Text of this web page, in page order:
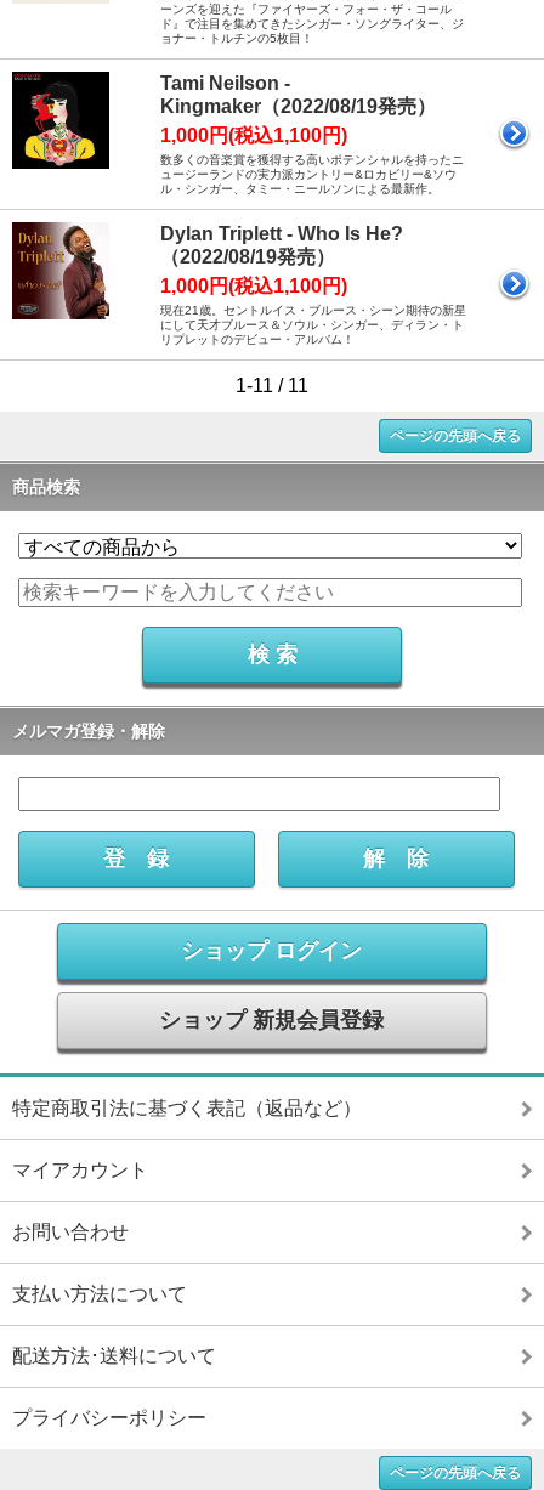
ーンズを迎えた『ファイヤーズ・フォー・ザ・コール
ド』で注目を集めてきたシンガー・ソングライター、ジ
ョナー・トルチンの5枚目！
Tami Neilson -
Kingmaker（2022/08/19発売）
1,000円(税込1,100円)
数多くの音楽賞を獲得する高いポテンシャルを持ったニ
ュージーランドの実力派カントリー&ロカビリー&ソウ
ル・シンガー、タミー・ニールソンによる最新作。
Dylan Triplett - Who Is He?
（2022/08/19発売）
1,000円(税込1,100円)
現在21歳。セントルイス・ブルース・シーン期待の新星
にして天才ブルース＆ソウル・シンガー、ディラン・ト
リプレットのデビュー・アルバム！
1-11 / 11
ページの先頭へ戻る
商品検索
メルマガ登録・解除
ショップ ログイン
ショップ 新規会員登録
特定商取引法に基づく表記（返品など）
マイアカウント
お問い合わせ
支払い方法について
配送方法･送料について
プライバシーポリシー
ページの先頭へ戻る